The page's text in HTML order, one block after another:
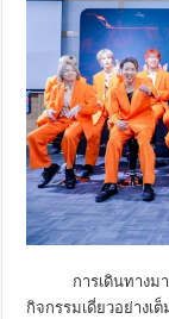
การเดินทางมาปร
กิจกรรมเดี่ยวอย่างเ